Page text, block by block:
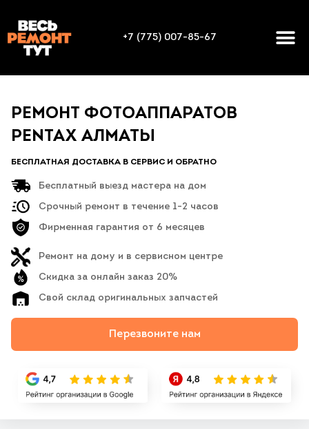
+7 (775) 007-85-67
РЕМОНТ ФОТОАППАРАТОВ
PENTAX АЛМАТЫ
БЕСПЛАТНАЯ ДОСТАВКА В СЕРВИС И ОБРАТНО
Бесплатный выезд мастера на дом
Срочный ремонт в течение 1-2 часов
Фирменная гарантия от 6 месяцев
Ремонт на дому и в сервисном центре
Скидка за онлайн заказ 20%
Свой склад оригинальных запчастей
Перезвоните нам